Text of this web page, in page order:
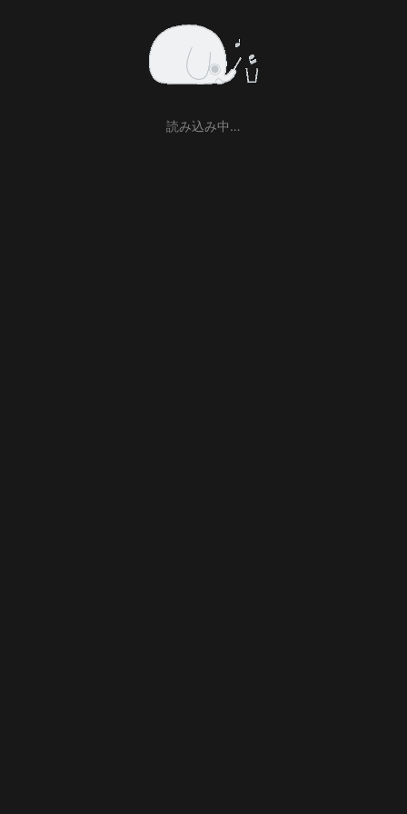
読み込み中…